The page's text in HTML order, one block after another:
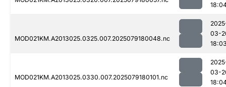
MOD021KM.A2013025.0325.007.2025079180048.nc
03-
MOD021KM.A2013025.0330.007.2025079180101.nc
03-